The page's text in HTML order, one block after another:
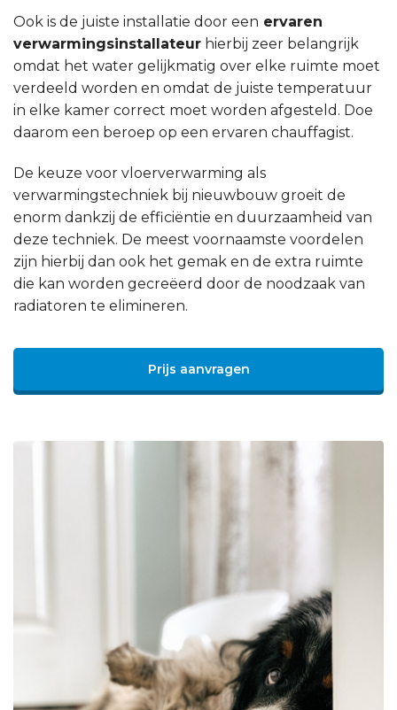
Ook is de juiste installatie door een ervaren
verwarmingsinstallateur hierbij zeer belangrijk
omdat het water gelijkmatig over elke ruimte moet
verdeeld worden en omdat de juiste temperatuur
in elke kamer correct moet worden afgesteld. Doe
daarom een beroep op een ervaren chauffagist.
De keuze voor vloerverwarming als
verwarmingstechniek bij nieuwbouw groeit de
enorm dankzij de efficiëntie en duurzaamheid van
deze techniek. De meest voornaamste voordelen
zijn hierbij dan ook het gemak en de extra ruimte
die kan worden gecreëerd door de noodzaak van
radiatoren te elimineren.
Prijs aanvragen